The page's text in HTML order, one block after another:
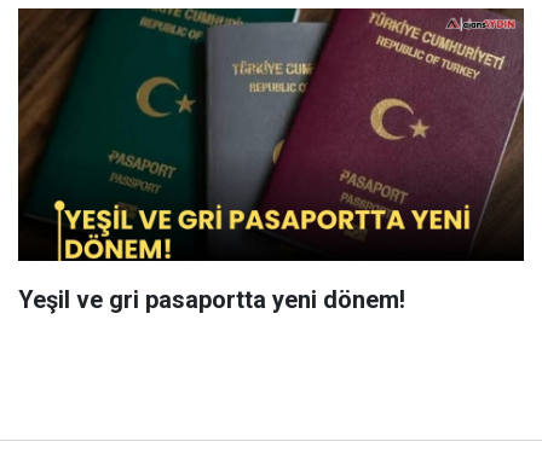
Yeşil ve gri pasaportta yeni dönem!